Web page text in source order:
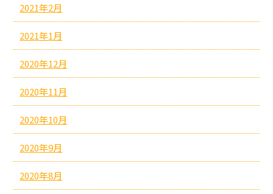
2021年2月
2021年1月
2020年12月
2020年11月
2020年10月
2020年9月
2020年8月